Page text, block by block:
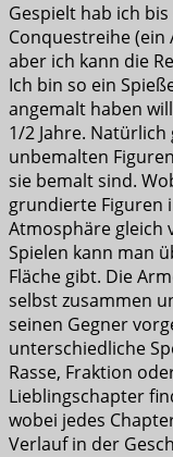
Gespielt hab ich
Conquestreihe
aber ich kann die
Ich bin so ein
angemalt haben
1/2 Jahre.
unbemalten
sie bemalt sind.
grundierte Figuren
Atmosphäre gleich
Spielen kann man
Fläche gibt. Die
selbst zusammen
seinen Gegner
unterschiedliche
Rasse, Fraktion
Lieblingschapter
wobei jedes
Verlauf in der